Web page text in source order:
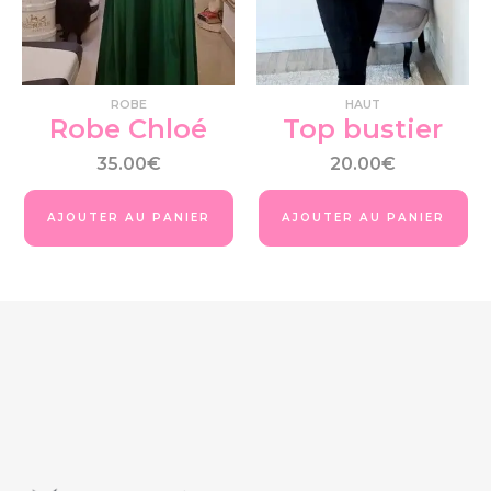
ROBE
Robe Chloé
35.00€
AJOUTER AU PANIER
peuvent
choisies
HAUT
Top bustier
20.00€
AJOUTER AU PANIER